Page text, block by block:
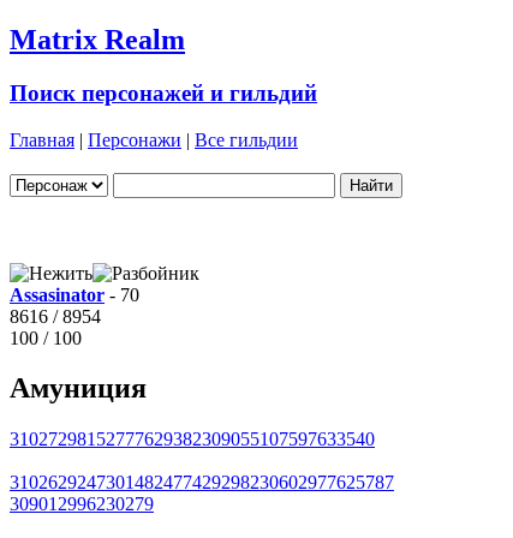
Matrix Realm
Поиск персонажей и гильдий
Главная | Персонажи | Все гильдии
Assasinator - 70
8616 / 8954
100 / 100
Амуниция
31027298152777629382309055107597633540
3102629247301482477429298230602977625787
30901 2996230279